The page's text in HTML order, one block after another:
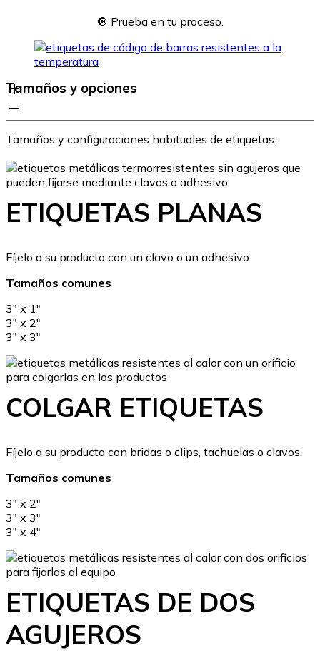
🔘 Prueba en tu proceso.
Tamaños y opciones
Tamaños y configuraciones habituales de etiquetas:
ETIQUETAS PLANAS
Fíjelo a su producto con un clavo o un adhesivo.
Tamaños comunes
3″ x 1″
3″ x 2″
3″ x 3″
COLGAR ETIQUETAS
Fíjelo a su producto con bridas o clips, tachuelas o clavos.
Tamaños comunes
3″ x 2″
3″ x 3″
3″ x 4″
ETIQUETAS DE DOS
AGUJEROS